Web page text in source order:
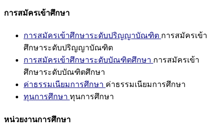
การสมัครเข้าศึกษา
การสมัครเข้าศึกษาระดับปริญญาบัณฑิต การสมัครเข้า
ศึกษาระดับปริญญาบัณฑิต
การสมัครเข้าศึกษาระดับบัณฑิตศึกษา การสมัครเข้า
ศึกษาระดับบัณฑิตศึกษา
ค่าธรรมเนียมการศึกษา ค่าธรรมเนียมการศึกษา
ทุนการศึกษา ทุนการศึกษา
หน่วยงานการศึกษา